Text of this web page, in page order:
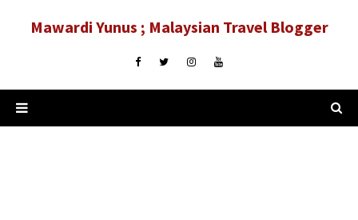
Mawardi Yunus ; Malaysian Travel Blogger